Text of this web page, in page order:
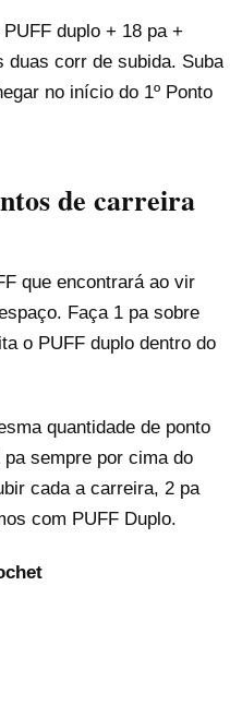
duplo + 18 pa +
duas corr de subida. Suba
no início do 1º Ponto
de carreira
que encontrará ao vir
Faça 1 pa sobre
o PUFF duplo dentro do
quantidade de ponto
sempre por cima do
cada a carreira, 2 pa
com PUFF Duplo.